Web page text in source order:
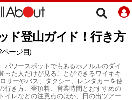
ド登山ガイド！行き方
ページ目)
パワースポットでもあるホノルルのダイ
った人だけが見ることができるワイキキ
リーやバス、タクシー、レンタカーを使
行き方、登頂料、営業時間とおすすめの
イレなどの注意点のほか、日の出ツアー